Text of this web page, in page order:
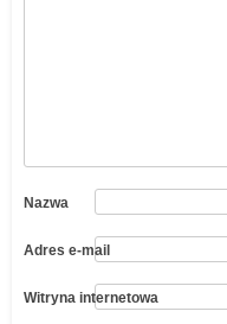
Nazwa
Adres e-mail
Witryna internetowa